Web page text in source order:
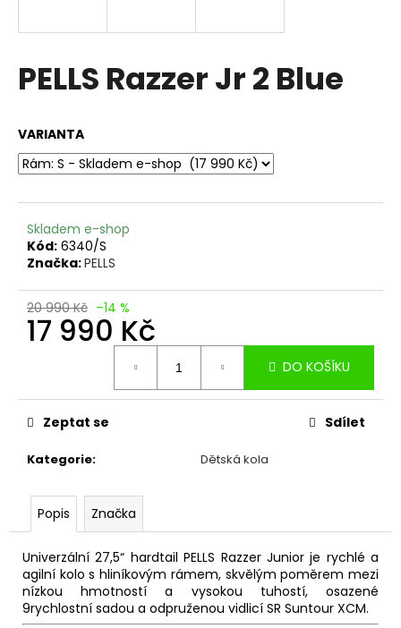
PELLS Razzer Jr 2 Blue
VARIANTA
Skladem e-shop
Kód: 6340/S
Značka:PELLS
20 990 Kč –14 %
17 990 Kč
DO KOŠÍKU
Kategorie: Dětská kola
Zeptat se Sdílet
Popis Značka
Univerzální 27,5“ hardtail PELLS Razzer Junior je rychlé a
agilní kolo s hliníkovým rámem, skvělým poměrem mezi
nízkou hmotností a vysokou tuhostí, osazené
9rychlostní sadou a odpruženou vidlicí SR Suntour XCM.
í
t
HLEDAT
D
o
p
č
u
e
LANKO
ŘADICI
SACCON
2050MM
NEREZOVÉ